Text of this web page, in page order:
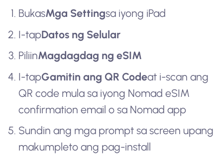
BukasMga Settingsa iyong iPad
I-tapDatos ng Selular
PiliinMagdagdag ng eSIM
I-tapGamitin ang QR Codeat i-scan ang
QR code mula sa iyong Nomad eSIM
confirmation email o sa Nomad app
Sundin ang mga prompt sa screen upang
makumpleto ang pag-install